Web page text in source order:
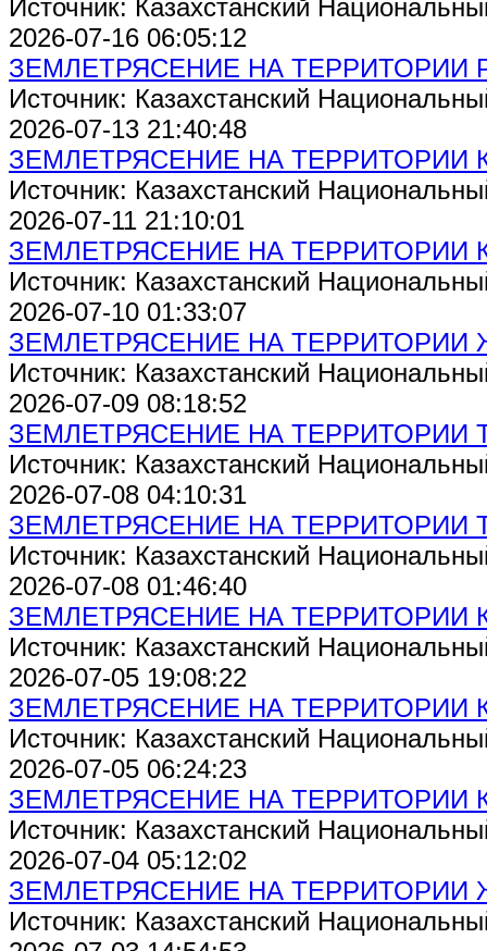
Источник: Казахстанский
2026-07-16 06:05:12
ЗЕМЛЕТРЯСЕНИЕ НА ТЕРРИТОРИИ
Источник: Казахстанский
2026-07-13 21:40:48
ЗЕМЛЕТРЯСЕНИЕ НА ТЕРРИТОРИИ
Источник: Казахстанский
2026-07-11 21:10:01
ЗЕМЛЕТРЯСЕНИЕ НА ТЕРРИТОРИИ
Источник: Казахстанский
2026-07-10 01:33:07
ЗЕМЛЕТРЯСЕНИЕ НА
Источник: Казахстанский
2026-07-09 08:18:52
ЗЕМЛЕТРЯСЕНИЕ НА ТЕРРИТОРИИ
Источник: Казахстанский
2026-07-08 04:10:31
ЗЕМЛЕТРЯСЕНИЕ НА ТЕРРИТОРИИ
Источник: Казахстанский
2026-07-08 01:46:40
ЗЕМЛЕТРЯСЕНИЕ НА ТЕРРИТОРИИ
Источник: Казахстанский
2026-07-05 19:08:22
ЗЕМЛЕТРЯСЕНИЕ НА ТЕРРИТОРИИ
Источник: Казахстанский
2026-07-05 06:24:23
ЗЕМЛЕТРЯСЕНИЕ НА ТЕРРИТОРИИ
Источник: Казахстанский
2026-07-04 05:12:02
ЗЕМЛЕТРЯСЕНИЕ НА
Источник: Казахстанский